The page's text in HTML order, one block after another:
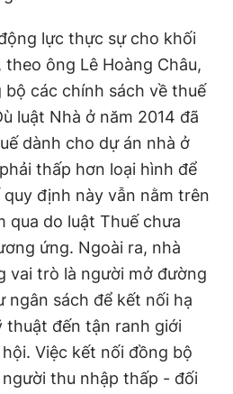
lực thực sự cho khối
ông Lê Hoàng Châu,
các chính sách về thuế
luật Nhà ở năm 2014 đã
dành cho dự án nhà ở
thấp hơn loại hình để
định này vẫn nằm trên
qua do luật Thuế chưa
ứng. Ngoài ra, nhà
vai trò là người mở đường
ngân sách để kết nối hạ
thuật đến tận ranh giới
Việc kết nối đồng bộ
thu nhập thấp - đối